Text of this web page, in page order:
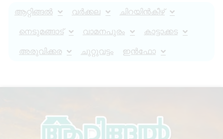
ആറ്റിങ്ങൽ വർക്കല ചിറയിൻകീഴ്
നെടുമങ്ങാട് വാമനപുരം കാട്ടാക്കട
അരുവിക്കര ചുറ്റുവട്ടം ഇൻഫോ